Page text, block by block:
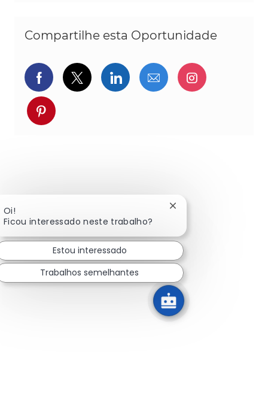
Compartilhe esta Oportunidade
Compartilhar via Facebook
Compartilhe via twitter
Compartilhar via
Compartilhar por
Compartilhar via pinterest
Oi!
Ficou interessado neste trabalho?
Fechar notificação
Estou interessado
Trabalhos semelhantes